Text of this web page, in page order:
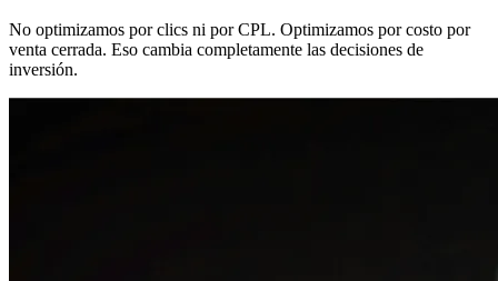
No optimizamos por clics ni por CPL. Optimizamos por costo por
venta cerrada. Eso cambia completamente las decisiones de
inversión.